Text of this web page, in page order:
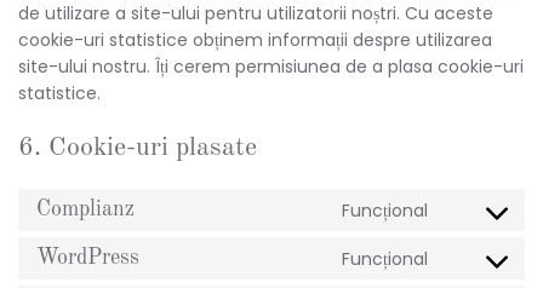
de utilizare a site-ului pentru utilizatorii noștri. Cu aceste
cookie-uri statistice obținem informații despre utilizarea
site-ului nostru. Îți cerem permisiunea de a plasa cookie-uri
statistice.
6. Cookie-uri plasate
Complianz Funcțional
Consent
service
WordPress Funcțional
Consent